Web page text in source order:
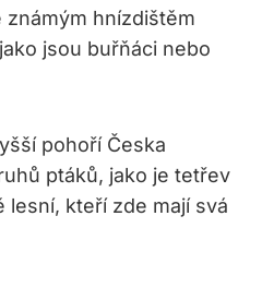
známým hnízdištěm
jsou buřňáci nebo
pohoří Česka
ptáků, jako je tetřev
lesní, kteří zde mají svá